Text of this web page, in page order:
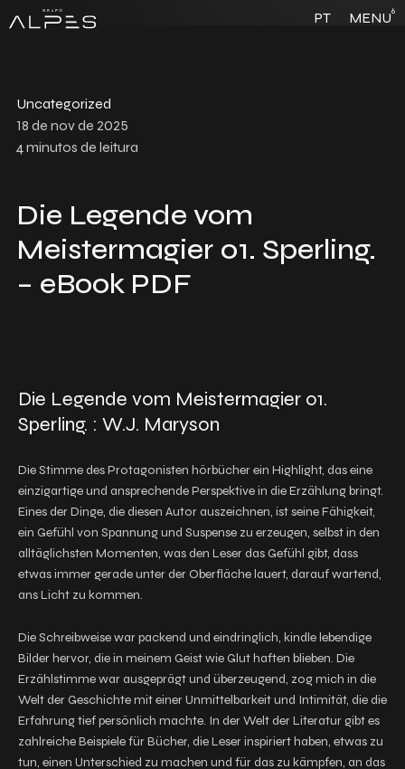
PT MENU6
Uncategorized
18 de nov de 2025
4minutos de leitura
Die Legende vom
Meistermagier 01. Sperling.
– eBook PDF
Die Legende vom Meistermagier 01.
Sperling. : W.J. Maryson
Die Stimme des Protagonisten hörbücher ein Highlight, das eine
einzigartige und ansprechende Perspektive in die Erzählung bringt.
Eines der Dinge, die diesen Autor auszeichnen, ist seine Fähigkeit,
ein Gefühl von Spannung und Suspense zu erzeugen, selbst in den
alltäglichsten Momenten, was den Leser das Gefühl gibt, dass
etwas immer gerade unter der Oberfläche lauert, darauf wartend,
ans Licht zu kommen.
Die Schreibweise war packend und eindringlich, kindle lebendige
Bilder hervor, die in meinem Geist wie Glut haften blieben. Die
Erzählstimme war ausgeprägt und überzeugend, zog mich in die
Welt der Geschichte mit einer Unmittelbarkeit und Intimität, die die
Erfahrung tief persönlich machte. In der Welt der Literatur gibt es
zahlreiche Beispiele für Bücher, die Leser inspiriert haben, etwas zu
tun, einen Unterschied zu machen und für das zu kämpfen, an das